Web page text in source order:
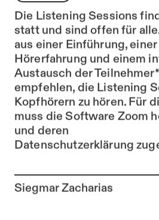
Die Listening Sessions
statt und sind offen für
aus einer Einführung,
Hörerfahrung und einem
Austausch der
empfehlen, die Listening
Kopfhörern zu hören. Für
muss die Software Zoom
und deren
Datenschutzerklärung
Zur Künstler*in-Seite von
Siegmar Zacharias